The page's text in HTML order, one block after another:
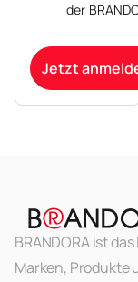
der
Jetzt
BRANDORA ist
Marken, Produkte